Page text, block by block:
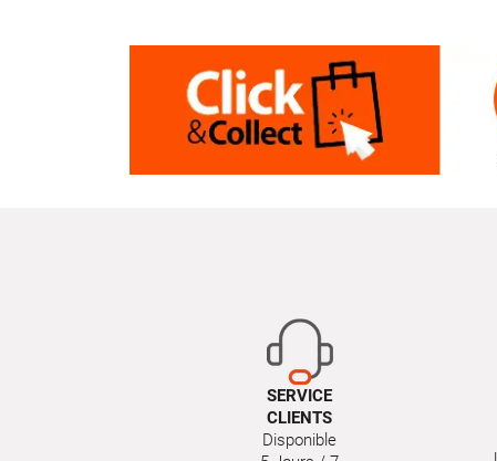
SERVICE
CLIENTS
Disponible